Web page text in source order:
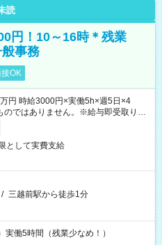
読
円！10～16時＊残業
事務
OK
円 時給3000円×実働5h×週5日×4
ではありません。※給与即受取りサ
）
として実費支給
/ 三越前駅から徒歩1分
働5時間（残業少なめ！）